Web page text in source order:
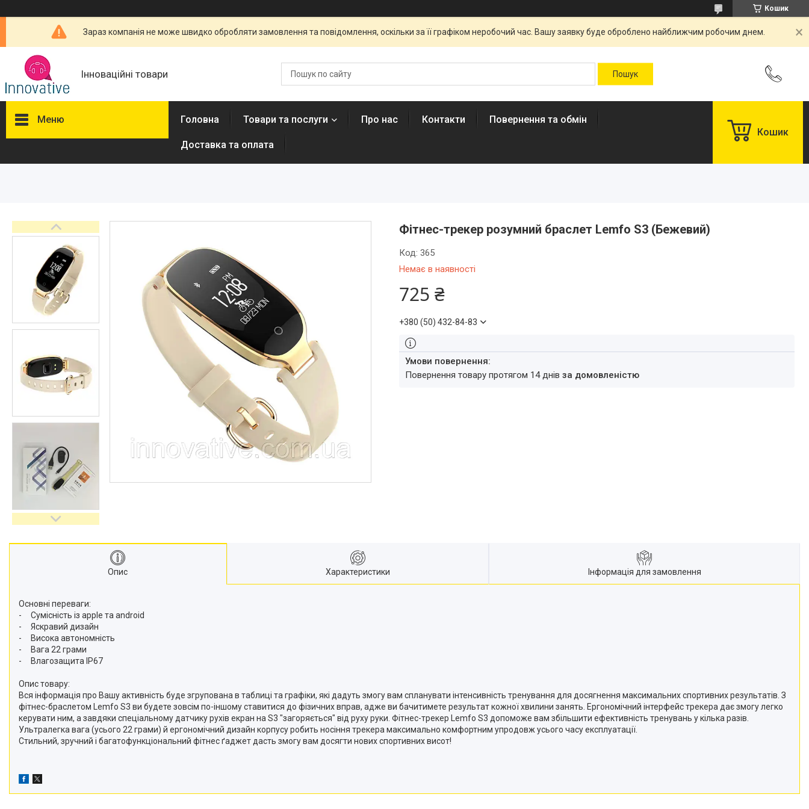
Кошик
Зараз компанія не може швидко обробляти замовлення та повідомлення, оскільки за її графіком неробочий час. Вашу заявку буде оброблено найближчим робочим днем.
Інноваційні товари
Меню
Доставка та оплата
Повернення та обмін
Головна Товари та послуги Про нас Контакти Повернення та обмін
Доставка та оплата
Кошик
Фітнес-трекер розумний браслет Lemfo S3 (Бежевий)
Немає в наявності
Код: 365
725 ₴
+380 (50) 432-84-83
повернення товару протягом 14 днів за домовленістю
Опис Характеристики Інформація для замовлення
Основні переваги:
- Сумісність із apple та android
- Яскравий дизайн
- Висока автономність
- Вага 22 грами
- Влагозащита IP67
Опис товару:
Вся інформація про Вашу активність буде згрупована в таблиці та графіки, які дадуть змогу вам спланувати інтенсивність тренування для досягнення максимальних спортивних результатів. З
фітнес-браслетом Lemfo S3 ви будете зовсім по-іншому ставитися до фізичних вправ, адже ви бачитимете результат кожної хвилини занять. Ергономічний інтерфейс трекера дає змогу легко
керувати ним, а завдяки спеціальному датчику рухів екран на S3 "загоряється" від руху руки. Фітнес-трекер Lemfo S3 допоможе вам збільшити ефективність тренувань у кілька разів.
Ультралегка вага (усього 22 грами) й ергономічний дизайн корпусу робить носіння трекера максимально комфортним упродовж усього часу експлуатації.
Стильний, зручний і багатофункціональний фітнес ґаджет дасть змогу вам досягти нових спортивних висот!